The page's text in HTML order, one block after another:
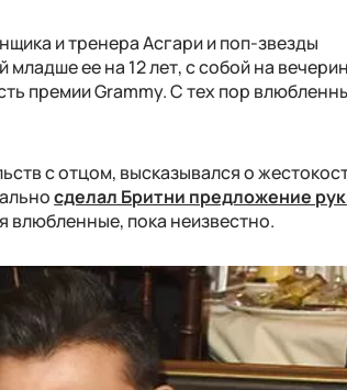
и тренера Асгари и поп-звезды
младше ее на 12 лет, с собой на
премии Grammy. С тех пор
с отцом, высказывался о
сделал Бритни предложение
влюбленные, пока неизвестно.